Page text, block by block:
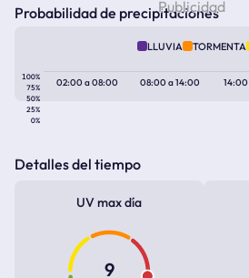
Probabilidad de precipitaciones
LLUVIA TORMENTA
100%
75%
50%
25%
0%
02:00a08:00 08:00a14:00 14:00
Detalles del tiempo
UV max día
9